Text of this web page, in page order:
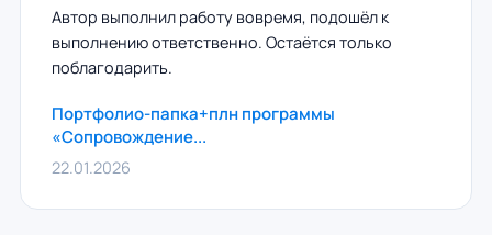
Автор выполнил работу вовремя, подошёл к
выполнению ответственно. Остаётся только
поблагодарить.
Портфолио-папка+плн программы
«Сопровождение...
22.01.2026